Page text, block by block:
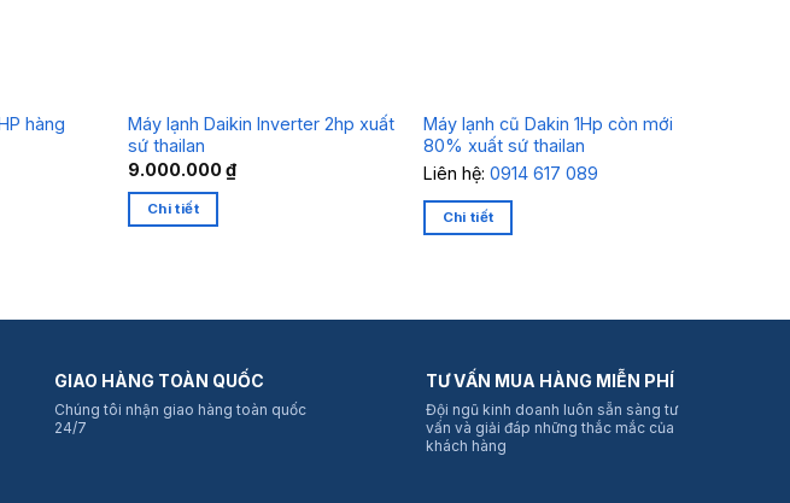
hàng
Máy lạnh Daikin Inverter 2hp xuất
sứ thailan
9.000.000₫
Chi tiết
Máy lạnh cũ Dakin 1Hp còn mới
80% xuất sứ thailan
Liên hệ: 0914 617 089
Chi tiết
GIAO HÀNG TOÀN QUỐC
Chúng tôi nhận giao hàng toàn quốc
24/7
TƯ VẤN MUA HÀNG MIỄN PHÍ
Đội ngũ kinh doanh luôn sẵn sàng tư
vấn và giải đáp những thắc mắc của
khách hàng